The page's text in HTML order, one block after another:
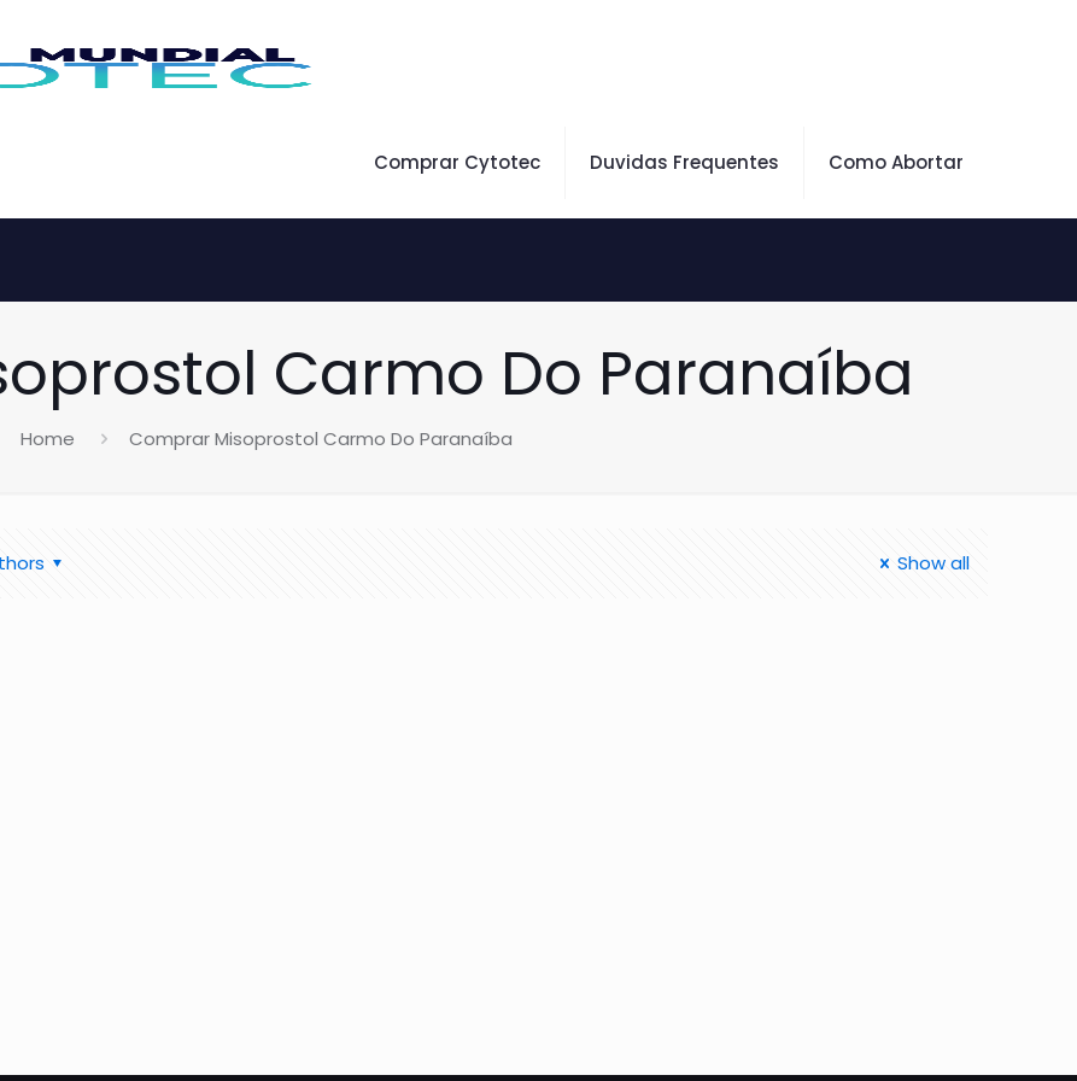
Comprar Cytotec Duvidas Frequentes Como Abortar
Carmo Do Paranaíba
Home Comprar Misoprostol Carmo Do Paranaíba
Show all